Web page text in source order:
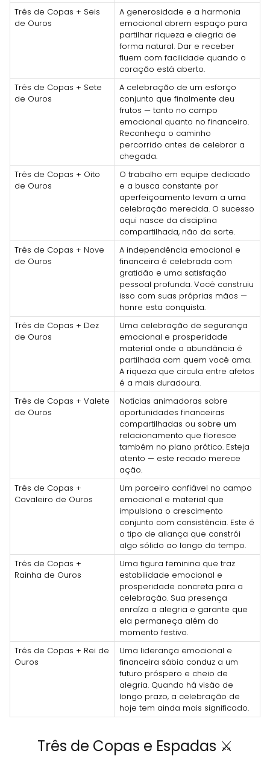
Três de Copas + Seis
de Ouros
A generosidade e a harmonia
emocional abrem espaço para
partilhar riqueza e alegria de
forma natural. Dar e receber
fluem com facilidade quando o
coração está aberto.
Três de Copas + Sete
de Ouros
A celebração de um esforço
conjunto que finalmente deu
frutos — tanto no campo
emocional quanto no financeiro.
Reconheça o caminho
percorrido antes de celebrar a
chegada.
Três de Copas + Oito
de Ouros
O trabalho em equipe dedicado
e a busca constante por
aperfeiçoamento levam a uma
celebração merecida. O sucesso
aqui nasce da disciplina
compartilhada, não da sorte.
Três de Copas + Nove
de Ouros
A independência emocional e
financeira é celebrada com
gratidão e uma satisfação
pessoal profunda. Você construiu
isso com suas próprias mãos —
honre esta conquista.
Três de Copas + Dez
de Ouros
Uma celebração de segurança
emocional e prosperidade
material onde a abundância é
partilhada com quem você ama.
A riqueza que circula entre afetos
é a mais duradoura.
Três de Copas + Valete
de Ouros
Notícias animadoras sobre
oportunidades financeiras
compartilhadas ou sobre um
relacionamento que floresce
também no plano prático. Esteja
atento — este recado merece
ação.
Três de Copas +
Cavaleiro de Ouros
Um parceiro confiável no campo
emocional e material que
impulsiona o crescimento
conjunto com consistência. Este é
o tipo de aliança que constrói
algo sólido ao longo do tempo.
Três de Copas +
Rainha de Ouros
Uma figura feminina que traz
estabilidade emocional e
prosperidade concreta para a
celebração. Sua presença
enraíza a alegria e garante que
ela permaneça além do
momento festivo.
Três de Copas + Rei de
Ouros
Uma liderança emocional e
financeira sábia conduz a um
futuro próspero e cheio de
alegria. Quando há visão de
longo prazo, a celebração de
hoje tem ainda mais significado.
Três de Copas e Espadas ⚔️